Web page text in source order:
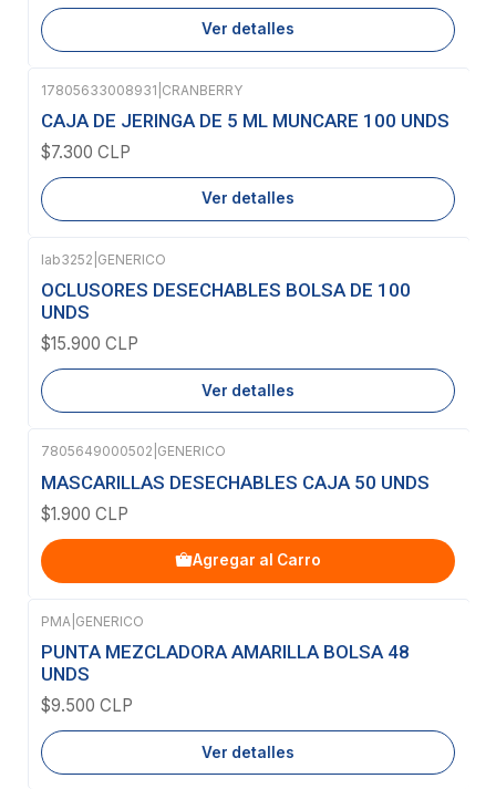
Ver detalles
Agotado
17805633008931 CRANBERRY
CAJA DE JERINGA DE 5 ML MUNCARE 100 UNDS
$7.300 CLP
Ver detalles
Agotado
lab3252 GENERICO
OCLUSORES DESECHABLES BOLSA DE 100
UNDS
$15.900 CLP
Ver detalles
7805649000502 GENERICO
MASCARILLAS DESECHABLES CAJA 50 UNDS
$1.900 CLP
Agregar al Carro
Agotado
PMA GENERICO
PUNTA MEZCLADORA AMARILLA BOLSA 48
UNDS
$9.500 CLP
Ver detalles